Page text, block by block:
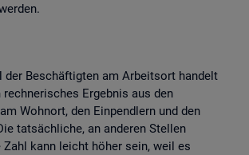
der Beschäftigten am Arbeitsort handelt
Ergebnis aus den
Wohnort, den Einpendlern und den
tatsächliche, an anderen Stellen
kann leicht höher sein, weil es